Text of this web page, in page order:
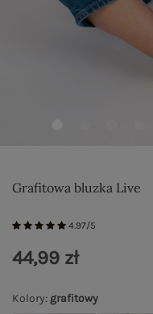
Grafitowa bluzka Live
4.97/5
Kolory: grafitowy
44,99 zł